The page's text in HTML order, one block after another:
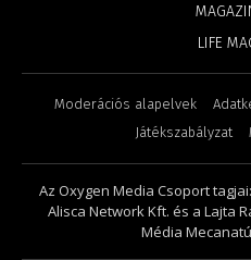
LIFE
Moderációs alapelvek
Játékszabályzat
Az Oxygen Media Csoport
Alisca Network Kft. és a Lajta
Média